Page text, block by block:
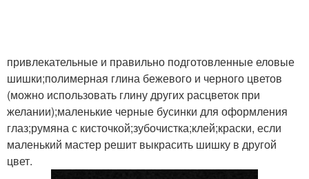
привлекательные и правильно подготовленные еловые
шишки;полимерная глина бежевого и черного цветов
(можно использовать глину других расцветок при
желании);маленькие черные бусинки для оформления
глаз;румяна с кисточкой;зубочистка;клей;краски, если
маленький мастер решит выкрасить шишку в другой
цвет.